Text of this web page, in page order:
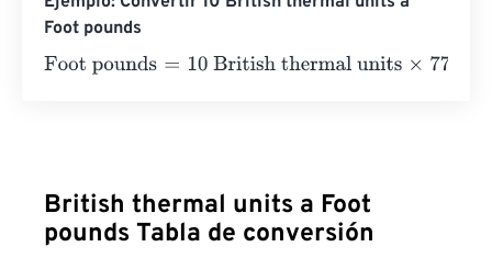
Foot pounds
Foot pounds=10 British thermal units×778.16926229
British thermal units a Foot
pounds Tabla de conversión